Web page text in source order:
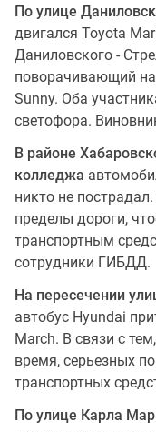
По улице
двигался Toyota
Даниловского -
поворачивающий
Sunny. Оба
светофора.
В районе
колледжа
никто не
пределы дороги,
транспортным
сотрудники ГИБДД.
На пересечении
автобус Hyundai
March. В связи с
время, серьезных
транспортных
По улице Карла